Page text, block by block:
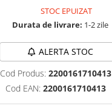
STOC EPUIZAT
Durata de livrare: 1-2 zile
ALERTA STOC
Cod Produs: 2200161710413
Cod EAN: 2200161710413